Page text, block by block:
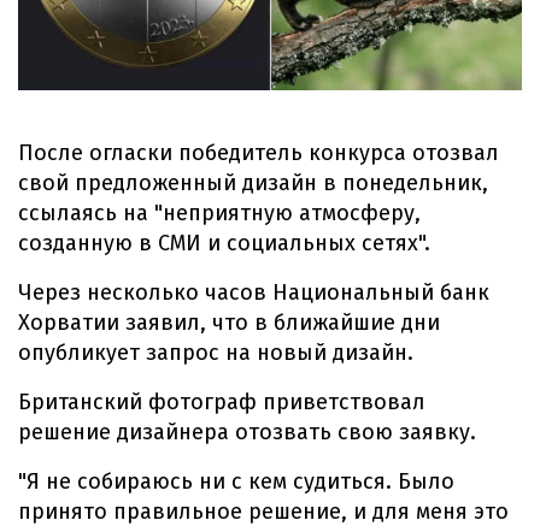
После огласки победитель конкурса отозвал
свой предложенный дизайн в понедельник,
ссылаясь на "неприятную атмосферу,
созданную в СМИ и социальных сетях".
Через несколько часов Национальный банк
Хорватии заявил, что в ближайшие дни
опубликует запрос на новый дизайн.
Британский фотограф приветствовал
решение дизайнера отозвать свою заявку.
"Я не собираюсь ни с кем судиться. Было
принято правильное решение, и для меня это